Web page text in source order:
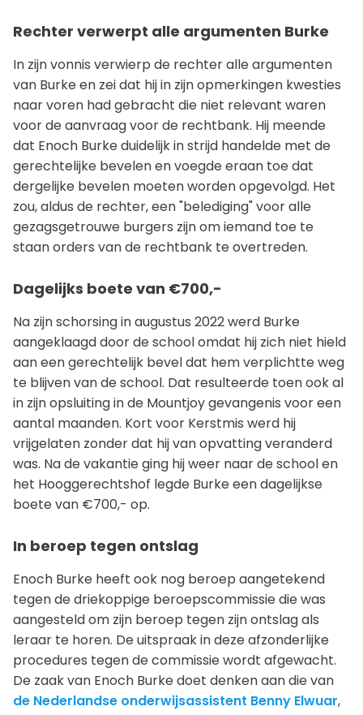
Rechter verwerpt alle argumenten Burke
In zijn vonnis verwierp de rechter alle argumenten
van Burke en zei dat hij in zijn opmerkingen kwesties
naar voren had gebracht die niet relevant waren
voor de aanvraag voor de rechtbank. Hij meende
dat Enoch Burke duidelijk in strijd handelde met de
gerechtelijke bevelen en voegde eraan toe dat
dergelijke bevelen moeten worden opgevolgd. Het
zou, aldus de rechter, een "belediging" voor alle
gezagsgetrouwe burgers zijn om iemand toe te
staan orders van de rechtbank te overtreden.
Dagelijks boete van €700,-
Na zijn schorsing in augustus 2022 werd Burke
aangeklaagd door de school omdat hij zich niet hield
aan een gerechtelijk bevel dat hem verplichtte weg
te blijven van de school. Dat resulteerde toen ook al
in zijn opsluiting in de Mountjoy gevangenis voor een
aantal maanden. Kort voor Kerstmis werd hij
vrijgelaten zonder dat hij van opvatting veranderd
was. Na de vakantie ging hij weer naar de school en
het Hooggerechtshof legde Burke een dagelijkse
boete van €700,- op.
In beroep tegen ontslag
Enoch Burke heeft ook nog beroep aangetekend
tegen de driekoppige beroepscommissie die was
aangesteld om zijn beroep tegen zijn ontslag als
leraar te horen. De uitspraak in deze afzonderlijke
procedures tegen de commissie wordt afgewacht.
De zaak van Enoch Burke doet denken aan die van
de Nederlandse onderwijsassistent Benny Elwuar,